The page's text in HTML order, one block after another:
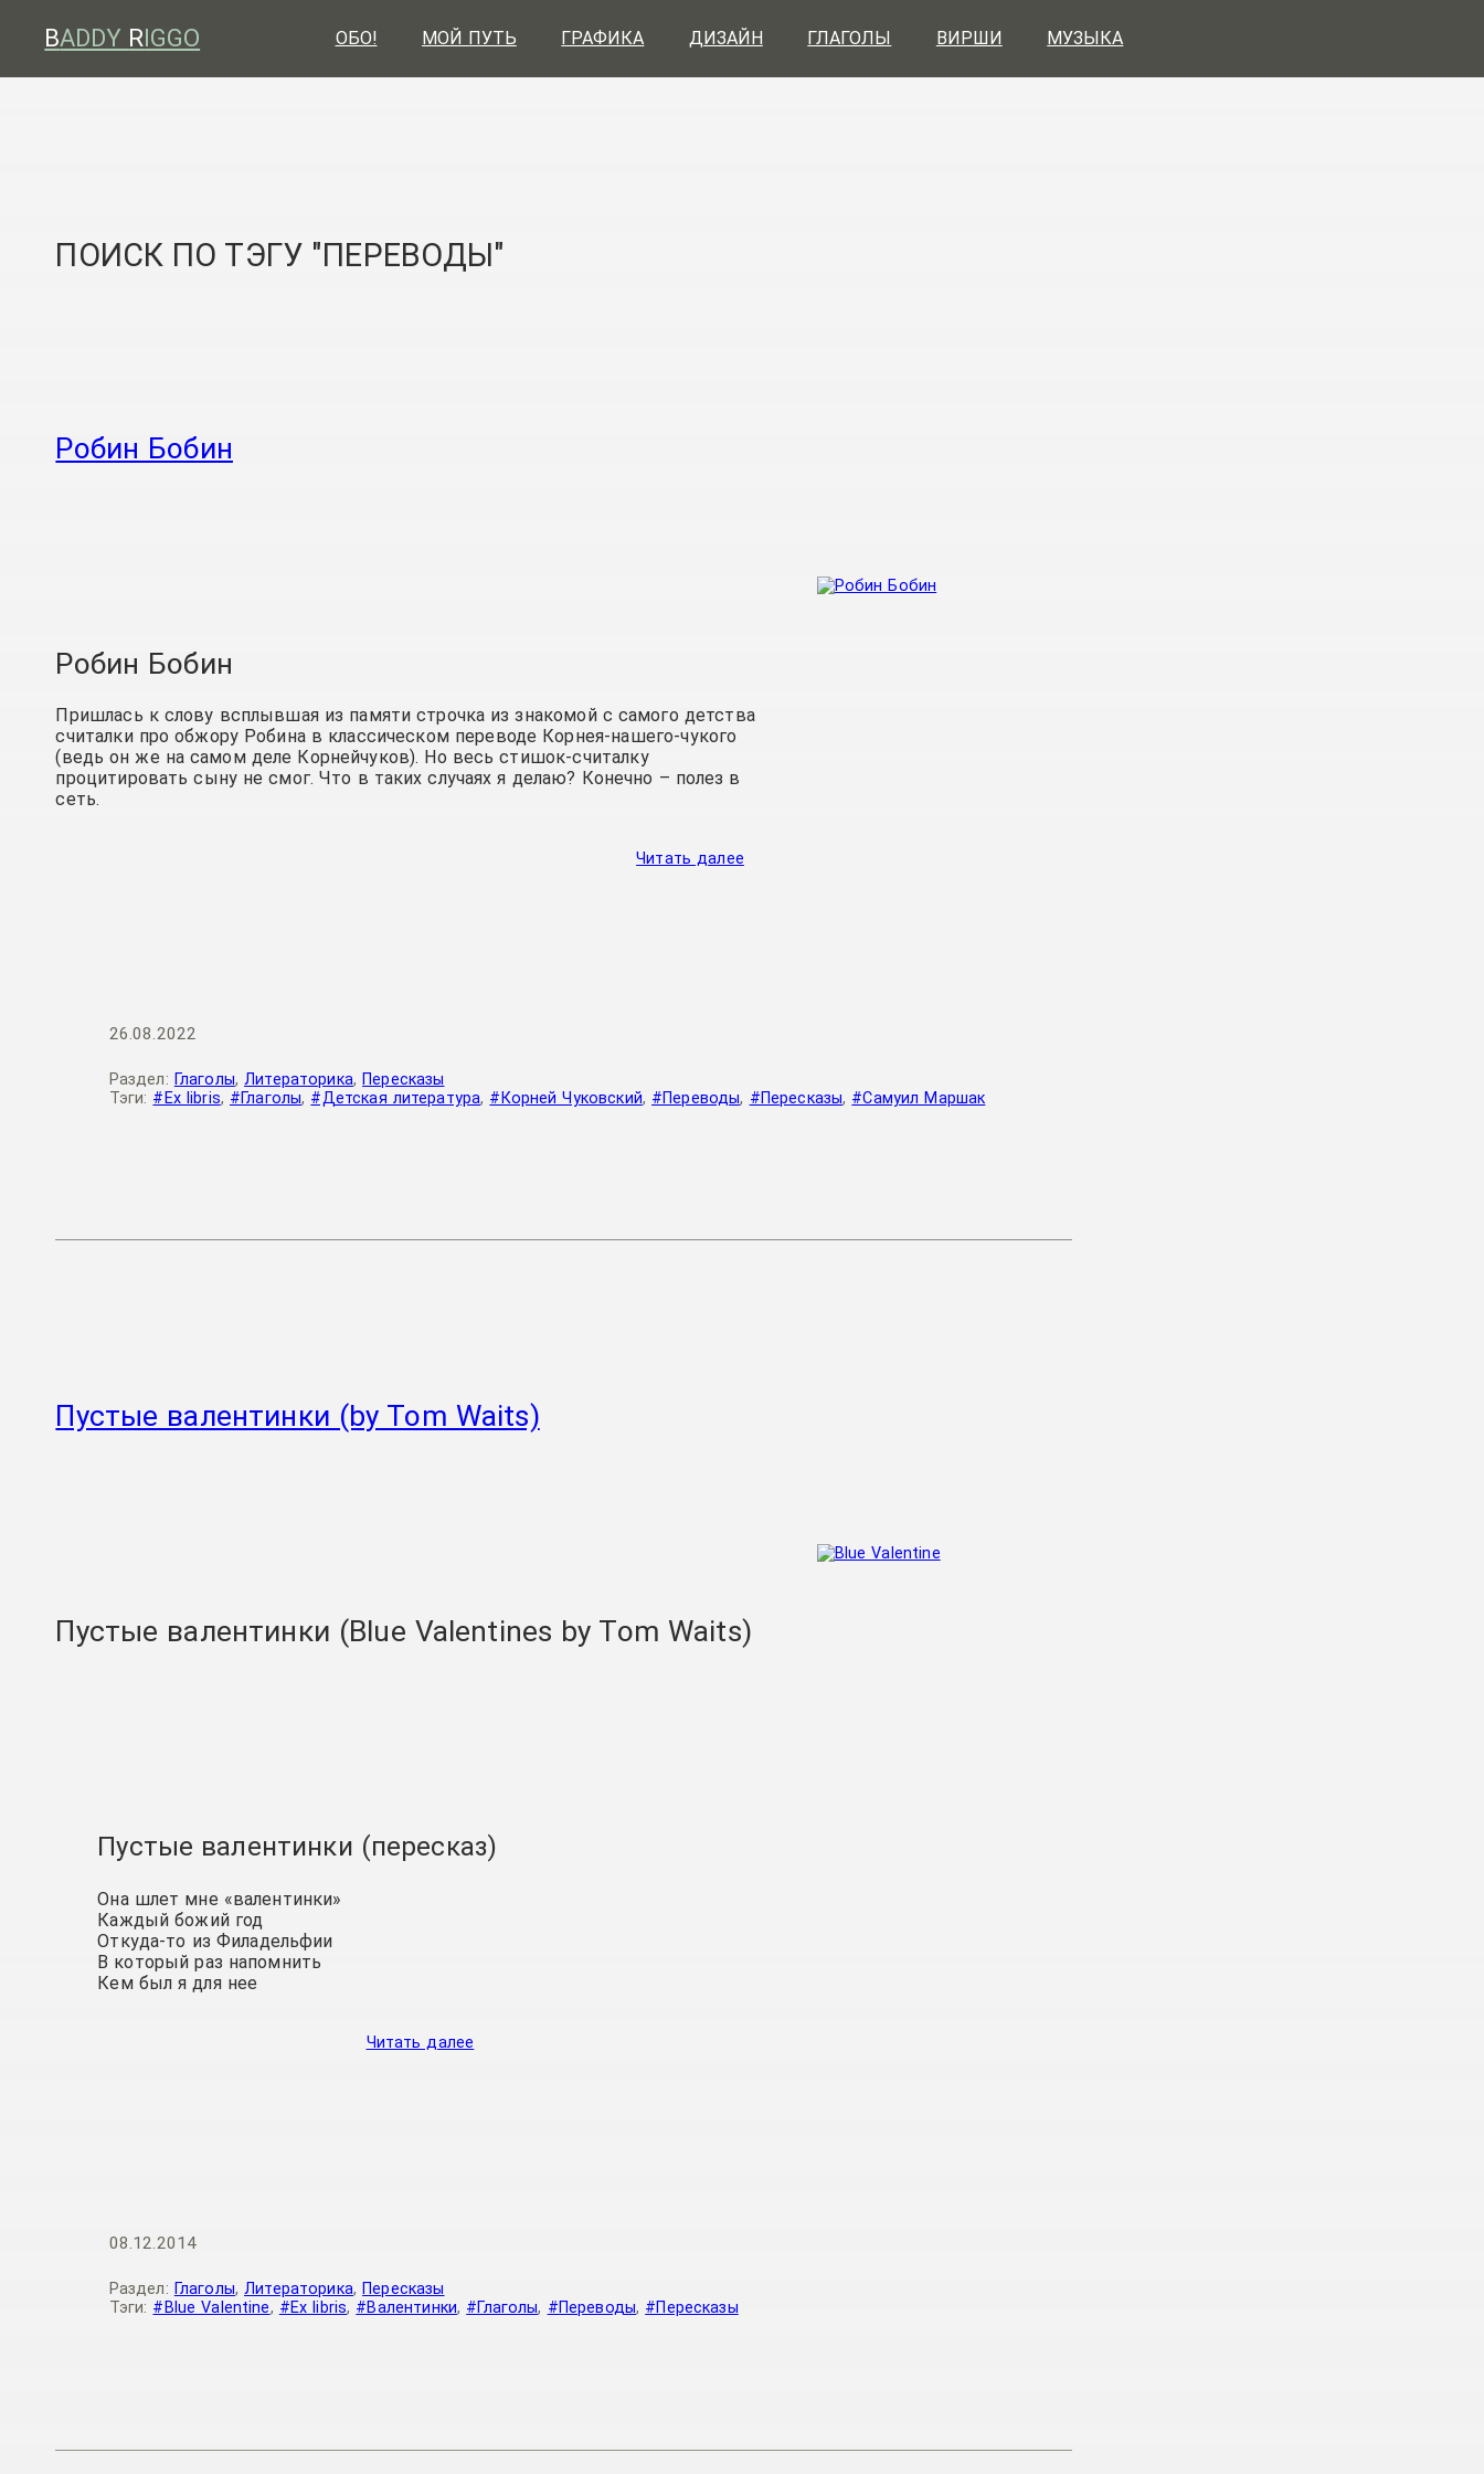
BADDY RIGGO ОБО! МОЙ ПУТЬ ГРАФИКА ДИЗАЙН ГЛАГОЛЫ ВИРШИ МУЗЫКА
ПОИСК ПО ТЭГУ "ПЕРЕВОДЫ"
Робин Бобин
Робин Бобин
Пришлась к слову всплывшая из памяти строчка из знакомой с самого детства
считалки про обжору Робина в классическом переводе Корнея-нашего-чукого
(ведь он же на самом деле Корнейчуков). Но весь стишок-считалку
процитировать сыну не смог. Что в таких случаях я делаю? Конечно – полез в
сеть.
Читать далее
26.08.2022
Раздел: Глаголы,Литераторика, Пересказы
Тэги: #Ex libris, #Глаголы, #Детская литература, #Корней Чуковский, #Переводы, #Пересказы, #Самуил Маршак
Пустые валентинки (by Tom Waits)
Пустые валентинки (Blue Valentines by Tom Waits)
Пустые валентинки (пересказ)
Она шлет мне «валентинки»
Каждый божий год
Откуда-то из Филадельфии
В который раз напомнить
Кем был я для нее
Читать далее
08.12.2014
Раздел: Глаголы,Литераторика, Пересказы
Тэги: #Blue Valentine, #Ex libris, #Валентинки, #Глаголы, #Переводы, #Пересказы